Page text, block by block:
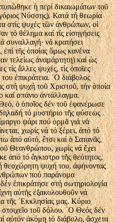
ἡ περί δικαιωμάτων τοῦ
Νύσσης). Κατά τή θεωρία
στίς ψυχές τῶν ἀνθρώπων, οἱ
τό θέλημα καί τίς εἰσηγήσεις
συναλλαγή· νά κρατήσει
τῆς ὁποίας ὅμως κανένα
τελείως ἀναμάρτητη) καί ὡς
τίς ἄλλες ψυχές, τίς ὁποῖες
ἐπικράτεια. ῾Ο διάβολος
στή ψυχή τοῦ Χριστοῦ, τήν ὁποία
σπάνιο ἀντάλλαγμα.
ὁ ὁποῖος δέν τοῦ ἐφανέρωσε
τό μυστήριο τῆς φύσεως
ψάρι πού ὁρμᾶ γιά νά
χωρίς νά τό ξέρει, ἀπό τό
ἀπό αὐτό, ἔτσι καί ὁ Σατανᾶς,
Θεανθρώπου, χωρίς νά ἔχει
ἀπό τό ἄγκιστρο τῆς θεότητος,
ψυχή του, ἀφήνοντας
πού παράνομα
ἐπικράτησε στή σωτηριολογία
αὐτῆς ἐξακολουθοῦν νά
τῆς ᾿Εκκλησίας μας. Κύριο
στοιχεῖο τοῦ δόλου. ῾Ο Θεός δέν
αὐτόν ἀκόμη τό διάβολο, ἄσχετα